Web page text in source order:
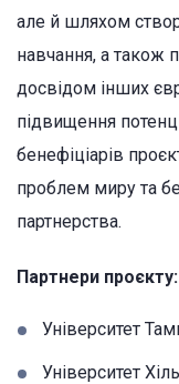
але й шляхом
навчання, а також
досвідом інших
підвищення
бенефіціарів
проблем миру та
партнерства.
Партнери проєкту:
Університет
Університет